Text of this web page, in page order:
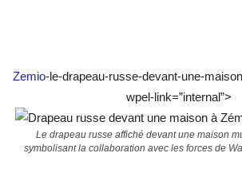
Zemio-le-drapeau-russe-devant-une-
wpel-link=”internal”>
Le drapeau russe affiché devant une maison
symbolisant la collaboration avec les forces de